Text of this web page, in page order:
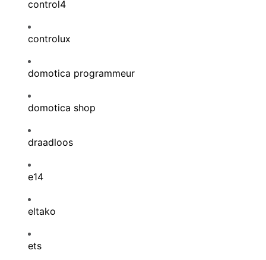
control4
controlux
domotica programmeur
domotica shop
draadloos
e14
eltako
ets